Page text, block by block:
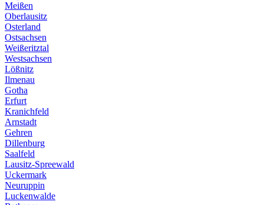
Meißen
Oberlausitz
Osterland
Ostsachsen
Weißeritztal
Westsachsen
Lößnitz
Ilmenau
Gotha
Erfurt
Kranichfeld
Arnstadt
Gehren
Dillenburg
Saalfeld
Lausitz-Spreewald
Uckermark
Neuruppin
Luckenwalde